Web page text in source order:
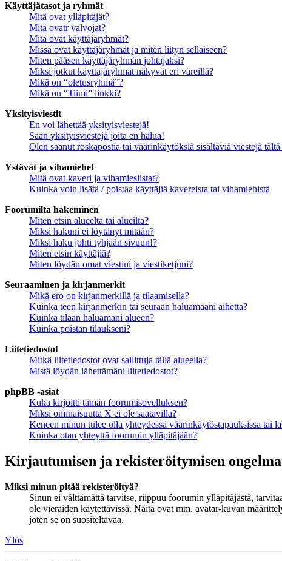
Käyttäjätasot ja ryhmät
Mitä ovat ylläpitäjät?
Mitä ovatr valvojat?
Mitä ovat käyttäjäryhmät?
Missä ovat käyttäjäryhmät ja miten liityn sellaiseen?
Miten pääsen käyttäjäryhmän johtajaksi?
Miksi jotkut käyttäjäryhmät näkyvät eri väreillä?
Mikä on “oletusryhmä”?
Mikä on “Tiimi” linkki?
Yksityisviestit
En voi lähettää yksityisviestejä!
Saan yksityisviestejä joita en halua!
Olen saanut roskapostia tai väärinkäytöksiä sisältäviä viestejä
Ystävät ja vihamiehet
Mitä ovat kaveri ja vihamieslistat?
Kuinka voin lisätä / poistaa käyttäjiä kavereista tai vihamiehistä
Foorumilta hakeminen
Miten etsin alueelta tai alueilta?
Miksi hakuni ei löytänyt mitään?
Miksi haku johti tyhjään sivuun!?
Miten etsin käyttäjiä?
Miten löydän omat viestini ja viestiketjuni?
Seuraaminen ja kirjanmerkit
Mikä ero on kirjanmerkillä ja tilaamisella?
Kuinka teen kirjanmerkin tai seuraan haluamaani aihetta?
Kuinka tilaan haluamani alueen?
Kuinka poistan tilaukseni?
Liitetiedostot
Mitkä liitetiedostot ovat sallittuja tällä alueella?
Mistä löydän lähettämäni liitetiedostot?
phpBB -asiat
Kuka kirjoitti tämän foorumisovelluksen?
Miksi ominaisuutta X ei ole saatavilla?
Keneen minun tulee olla yhteydessä väärinkäytöstapauksissa tai
Kuinka otan yhteyttä foorumin ylläpitäjään?
Kirjautumisen ja rekisteröitymisen
Miksi minun pitää rekisteröityä?
Sinun ei välttämättä tarvitse, riippuu foorumin ylläpitäjästä,
ole vieraiden käytettävissä. Näitä ovat mm. avatar-kuvan
joten se on suositeltavaa.
Ylös